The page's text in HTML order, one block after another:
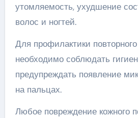
утомляемость, ухудшение
волос и ногтей.
Для профилактики
необходимо соблюдать
предупреждать появление
на пальцах.
Любое повреждение кожного